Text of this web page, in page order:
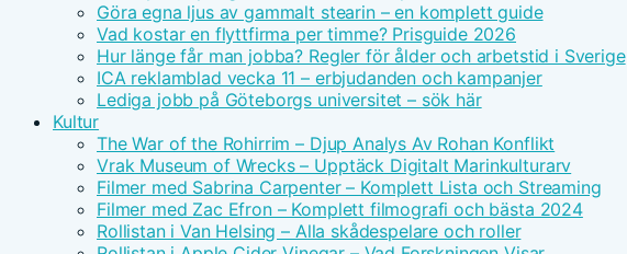
Göra egna ljus av gammalt stearin – en komplett guide
Vad kostar en flyttfirma per timme? Prisguide 2026
Hur länge får man jobba? Regler för ålder och arbetstid i Sverige
ICA reklamblad vecka 11 – erbjudanden och kampanjer
Lediga jobb på Göteborgs universitet – sök här
Kultur
The War of the Rohirrim – Djup Analys Av Rohan Konflikt
Vrak Museum of Wrecks – Upptäck Digitalt Marinkulturarv
Filmer med Sabrina Carpenter – Komplett Lista och Streaming
Filmer med Zac Efron – Komplett filmografi och bästa 2024
Rollistan i Van Helsing – Alla skådespelare och roller